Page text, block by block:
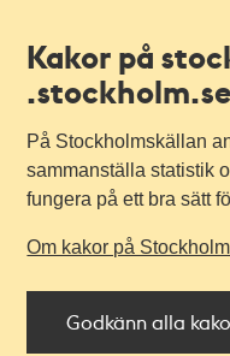
Kakor på
.stockholm.se
På Stockholmskällan
sammanställa statistik
fungera på ett bra sätt
Om kakor på
Godkänn alla